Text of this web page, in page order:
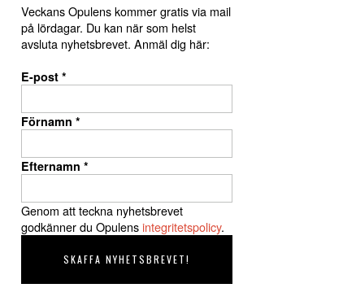
Veckans Opulens kommer gratis via mail
på lördagar. Du kan när som helst
avsluta nyhetsbrevet. Anmäl dig här:
E-post *
Förnamn *
Efternamn *
Genom att teckna nyhetsbrevet
godkänner du Opulensintegritetspolicy.